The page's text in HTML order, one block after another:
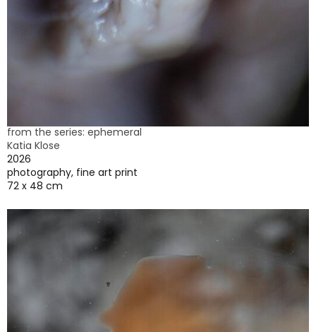
from the series: ephemeral
Katia Klose
2026
photography, fine art print
72 x 48 cm